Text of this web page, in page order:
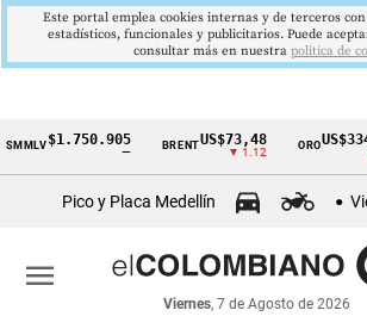
Cintillo
económicos
Colombia
$1.750.905 BRENTUS$73,48
▼ 1.12
ORO US$3342,60
▲
Pico y Placa Medellín
Viernes, 7 de Agosto de 2026
menu
Este portal emplea cookies internas y de terceros
estadísticos, funcionales y publicitarios. Puede
consultar más en nuestra politica de